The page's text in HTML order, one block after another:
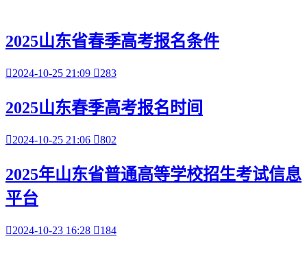
2025山东省春季高考报名条件
2024-10-25 21:09 283
2025山东春季高考报名时间
2024-10-25 21:06 802
2025年山东省普通高等学校招生考试信息
平台
2024-10-23 16:28 184